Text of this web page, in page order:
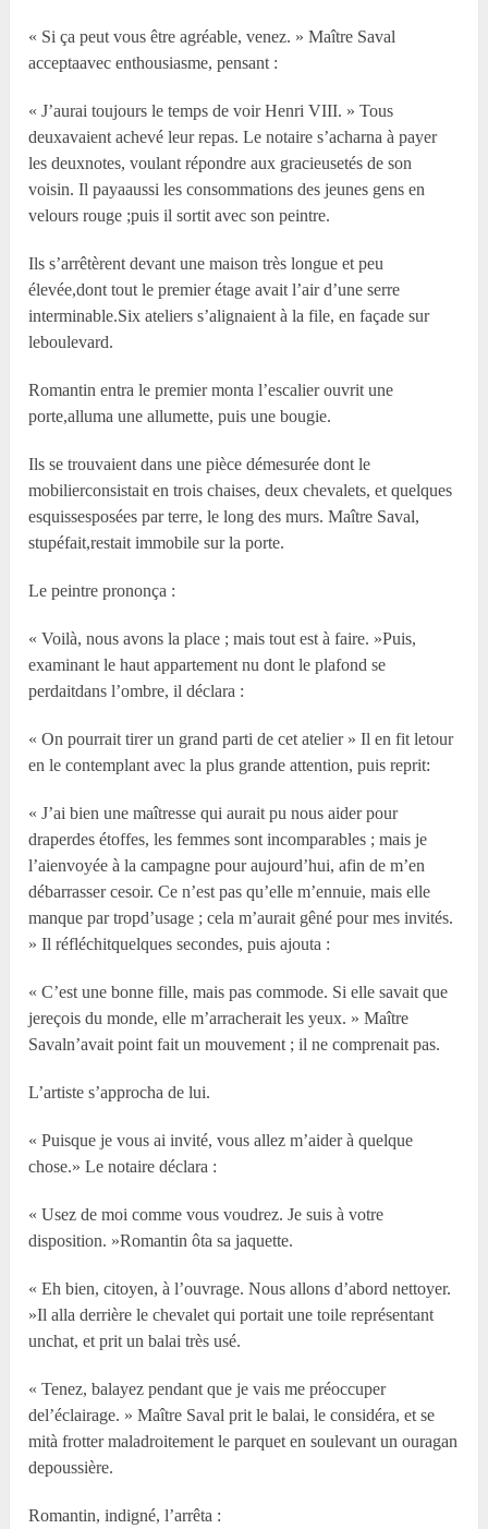
« Si ça peut vous être agréable, venez. » Maître Saval
acceptaavec enthousiasme, pensant :
« J’aurai toujours le temps de voir Henri VIII. » Tous
deuxavaient achevé leur repas. Le notaire s’acharna à payer
les deuxnotes, voulant répondre aux gracieusetés de son
voisin. Il payaaussi les consommations des jeunes gens en
velours rouge ;puis il sortit avec son peintre.
Ils s’arrêtèrent devant une maison très longue et peu
élevée,dont tout le premier étage avait l’air d’une serre
interminable.Six ateliers s’alignaient à la file, en façade sur
leboulevard.
Romantin entra le premier monta l’escalier ouvrit une
porte,alluma une allumette, puis une bougie.
Ils se trouvaient dans une pièce démesurée dont le
mobilierconsistait en trois chaises, deux chevalets, et quelques
esquissesposées par terre, le long des murs. Maître Saval,
stupéfait,restait immobile sur la porte.
Le peintre prononça :
« Voilà, nous avons la place ; mais tout est à faire. »Puis,
examinant le haut appartement nu dont le plafond se
perdaitdans l’ombre, il déclara :
« On pourrait tirer un grand parti de cet atelier » Il en fit letour
en le contemplant avec la plus grande attention, puis reprit:
« J’ai bien une maîtresse qui aurait pu nous aider pour
draperdes étoffes, les femmes sont incomparables ; mais je
l’aienvoyée à la campagne pour aujourd’hui, afin de m’en
débarrasser cesoir. Ce n’est pas qu’elle m’ennuie, mais elle
manque par tropd’usage ; cela m’aurait gêné pour mes invités.
» Il réfléchitquelques secondes, puis ajouta :
« C’est une bonne fille, mais pas commode. Si elle savait que
jereçois du monde, elle m’arracherait les yeux. » Maître
Savaln’avait point fait un mouvement ; il ne comprenait pas.
L’artiste s’approcha de lui.
« Puisque je vous ai invité, vous allez m’aider à quelque
chose.» Le notaire déclara :
« Usez de moi comme vous voudrez. Je suis à votre
disposition. »Romantin ôta sa jaquette.
« Eh bien, citoyen, à l’ouvrage. Nous allons d’abord nettoyer.
»Il alla derrière le chevalet qui portait une toile représentant
unchat, et prit un balai très usé.
« Tenez, balayez pendant que je vais me préoccuper
del’éclairage. » Maître Saval prit le balai, le considéra, et se
mità frotter maladroitement le parquet en soulevant un ouragan
depoussière.
Romantin, indigné, l’arrêta :